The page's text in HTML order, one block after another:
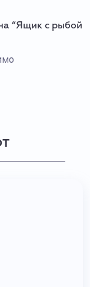
“Ящик с рыбой